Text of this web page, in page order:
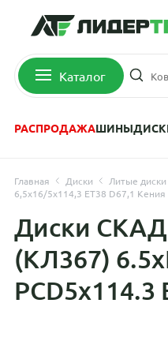
Каталог
РАСПРОДАЖАШИНЫ
Главная Диски
Литые диски
6,5x16/5x114,3 ET38 D67,1
Диски
(КЛ367)
PCD5x114.3